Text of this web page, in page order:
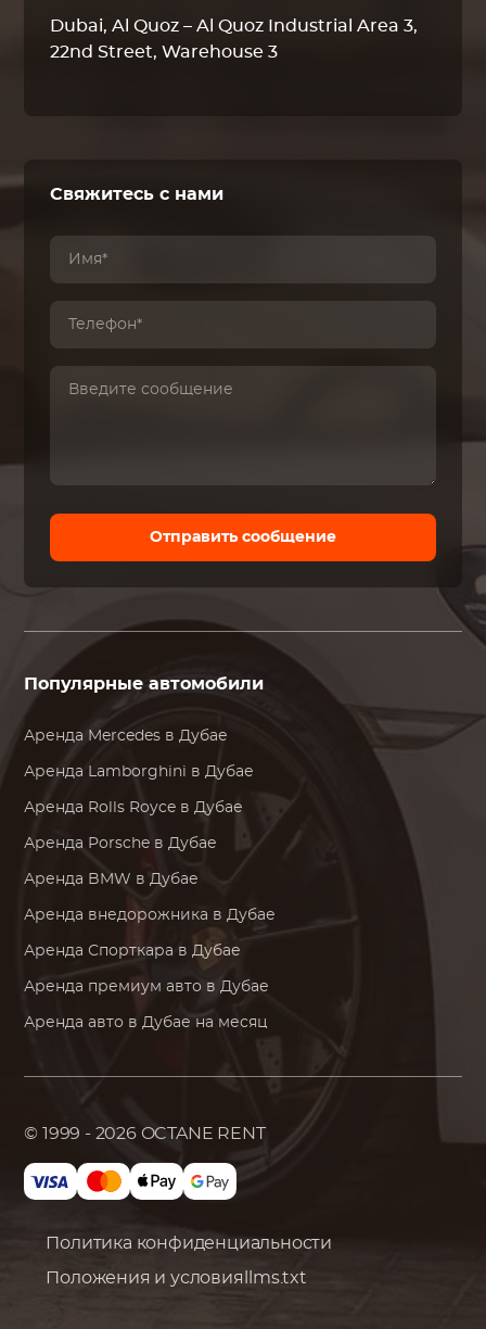
Dubai, Al Quoz – Al Quoz Industrial Area 3,
22nd Street, Warehouse 3
Свяжитесь с нами
Отправить сообщение
Популярные автомобили
Аренда Mercedes в Дубае
Аренда Lamborghini в Дубае
Аренда Rolls Royce в Дубае
Аренда Porsche в Дубае
Аренда BMW в Дубае
Аренда внедорожника в Дубае
Аренда Спорткара в Дубае
Аренда премиум авто в Дубае
Аренда авто в Дубае на месяц
© 1999 - 2026 OCTANE RENT
Политика конфиденциальности
Положения и условия
llms.txt